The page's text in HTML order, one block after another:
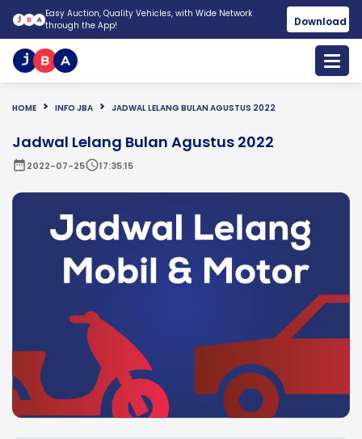
Easy Auction, Quality Vehicles, with Wide Network
through the App!
Download
HOME INFO JBA JADWAL LELANG BULAN AGUSTUS 2022
Jadwal Lelang Bulan Agustus 2022
date_range2022-07-25schedule17:35:15